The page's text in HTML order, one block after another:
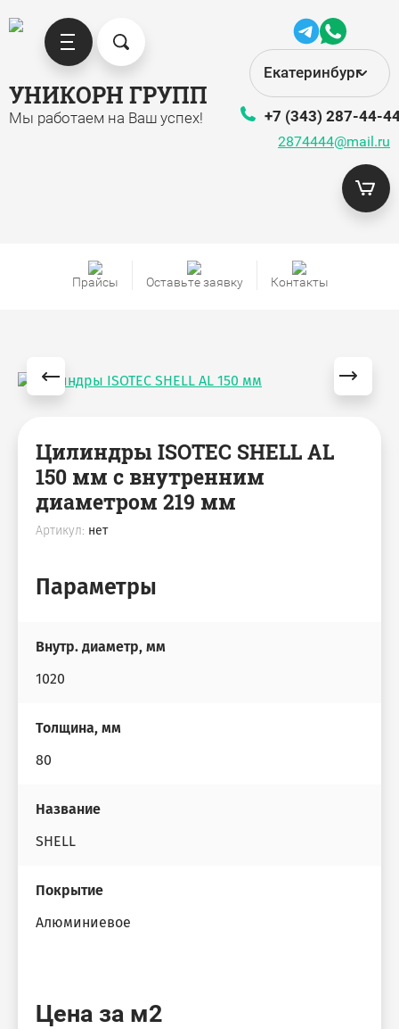
Прайсы Оставьте заявку Контакты
Цилиндры ISOTEC SHELL AL
150 мм с внутренним
диаметром 219 мм
Артикул: нет
Параметры
Внутр. диаметр, мм
1020
Толщина, мм
80
Название
SHELL
Покрытие
Алюминиевое
Цена за м2
УНИКОРН ГРУПП
Мы работаем на Ваш успех!
Екатеринбург
+7 (343) 287-44-
2874444@mail.ru